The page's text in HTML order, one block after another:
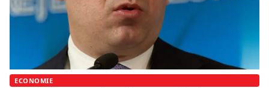
ECONOMIE